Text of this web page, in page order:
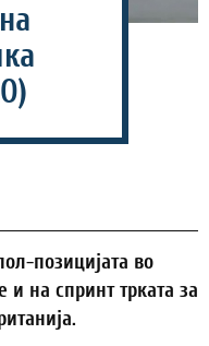
позицијата во
на спринт трката за